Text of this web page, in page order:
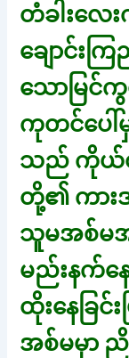
တံခါးလ
ချောင်းက
သောမြင်
ကုတင်ပေ
သည် ကိုယ်တုံ
တို့၏ ကားဒ
သူမအစ်မအ
မည်းနက်နေ
ထိုးနေခြ
အစ်မမှာ